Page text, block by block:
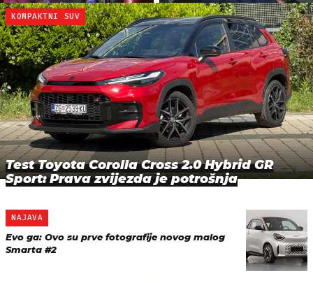
KOMPAKTNI SUV
Test Toyota Corolla Cross 2.0 Hybrid GR
Sport: Prava zvijezda je potrošnja
NAJAVA
Evo ga: Ovo su prve fotografije novog malog
Smarta #2